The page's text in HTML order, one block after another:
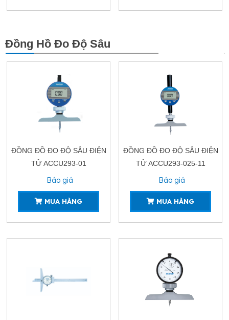
Đồng Hồ Đo Độ Sâu
ĐỒNG ĐỒ ĐO ĐỘ SÂU ĐIỆN
TỬ ACCU293-01
Báo giá
MUA HÀNG
ĐỒNG ĐỒ ĐO ĐỘ SÂU ĐIỆN
TỬ ACCU293-025-11
Báo giá
MUA HÀNG